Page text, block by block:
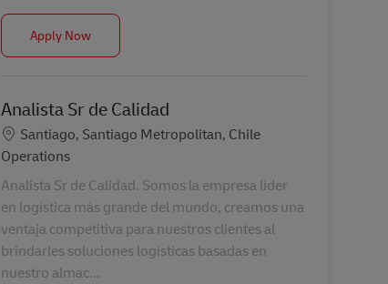
Apply NowAsesor de Servicio al Cliente (Temporal)
Analista Sr de Calidad
Location
Santiago, Santiago Metropolitan, Chile
Category
Operations
Analista Sr de Calidad. Somos la empresa líder
en logística más grande del mundo, creamos una
ventaja competitiva para nuestros clientes al
brindarles soluciones logísticas basadas en
nuestro almac...